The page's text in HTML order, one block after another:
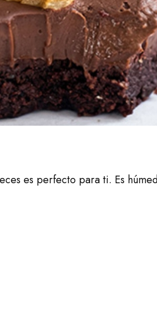
es perfecto para ti. Es